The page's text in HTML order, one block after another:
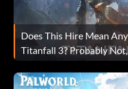
Does This Hire Mean
Titanfall 3? Probably
Fans Are Hopeful